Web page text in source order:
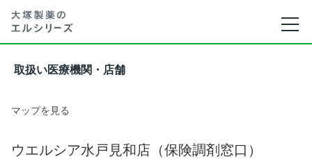
取扱い医療機関・店舗
マップを見る
ウエルシア水戸見和店（保険調剤窓口）